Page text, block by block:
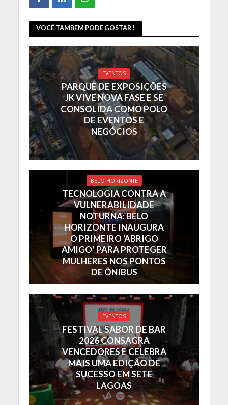
VOCÊ TAMBEM PODE GOSTAR !
EVENTOS
PARQUE DE EXPOSIÇÕES
JK VIVE NOVA FASE E SE
CONSOLIDA COMO POLO
DE EVENTOS E
NEGÓCIOS
BELO HORIZONTE
TECNOLOGIA CONTRA A
VULNERABILIDADE
NOTURNA: BELO
HORIZONTE INAUGURA
O PRIMEIRO ‘ABRIGO
AMIGO’ PARA PROTEGER
MULHERES NOS PONTOS
DE ÔNIBUS
EVENTOS
FESTIVAL SABOR DE BAR
2026 CONSAGRA
VENCEDORES E CELEBRA
MAIS UMA EDIÇÃO DE
SUCESSO EM SETE
LAGOAS